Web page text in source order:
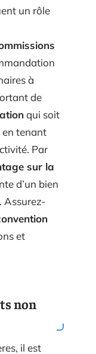
un rôle
à
de
qui soit
tenant
Par
sur la
d’un bien
et
non